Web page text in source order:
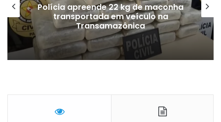
Polícia apreende 22 kg de maconha
transportada em veículo na
Transamazônica